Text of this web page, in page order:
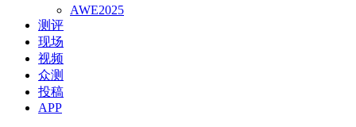
AWE2025
测评
现场
视频
众测
投稿
APP